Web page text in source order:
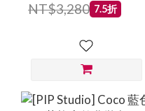
NT$3,280 7.5折